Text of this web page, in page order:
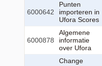
6000642
Punten
importeren in
Ufora Scores
6000878
Algemene
informatie
over Ufora
Change